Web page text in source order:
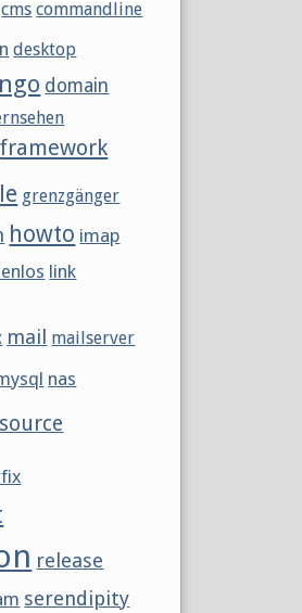
cms commandline
desktop
domain
framework
grenzgänger
howto imap
link
mail mailserver
nas
release
serendipity